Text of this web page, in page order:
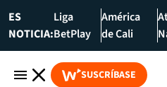
ES
NOTICIA:
Liga
BetPlay
América
de Cali
SUSCRÍBASE